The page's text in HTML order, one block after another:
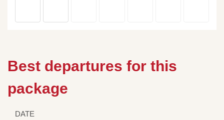
Best departures for this
package
DATE